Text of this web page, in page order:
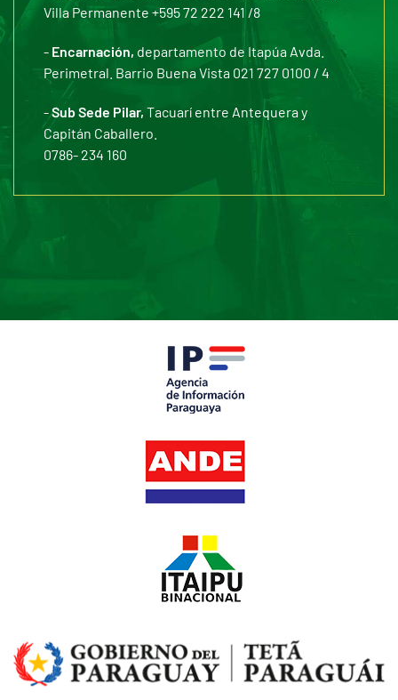
Villa Permanente +595 72 222 141 /8
- Encarnación, departamento de Itapúa Avda.
Perimetral. Barrio Buena Vista 021 727 0100 / 4
-Sub Sede Pilar, Tacuarí entre Antequera y
Capitán Caballero.
0786- 234 160